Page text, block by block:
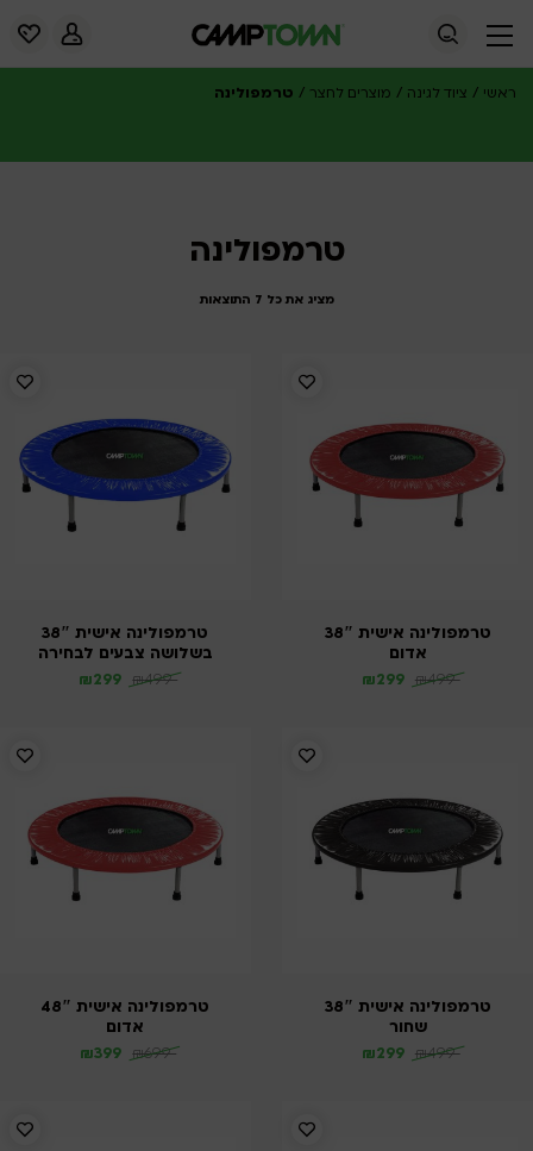
ראשי / ציוד לגינה / מוצרים לחצר / טרמפולינה
טרמפולינה
מציג את כל 7 התוצאות
טרמפולינה אישית 38″
אדום
499
₪
299
₪
טרמפולינה אישית 38″
בשלושה צבעים לבחירה
499
₪
299
₪
טרמפולינה אישית 38″
שחור
499
₪
299
₪
טרמפולינה אישית 48″
אדום
699
₪
399
₪